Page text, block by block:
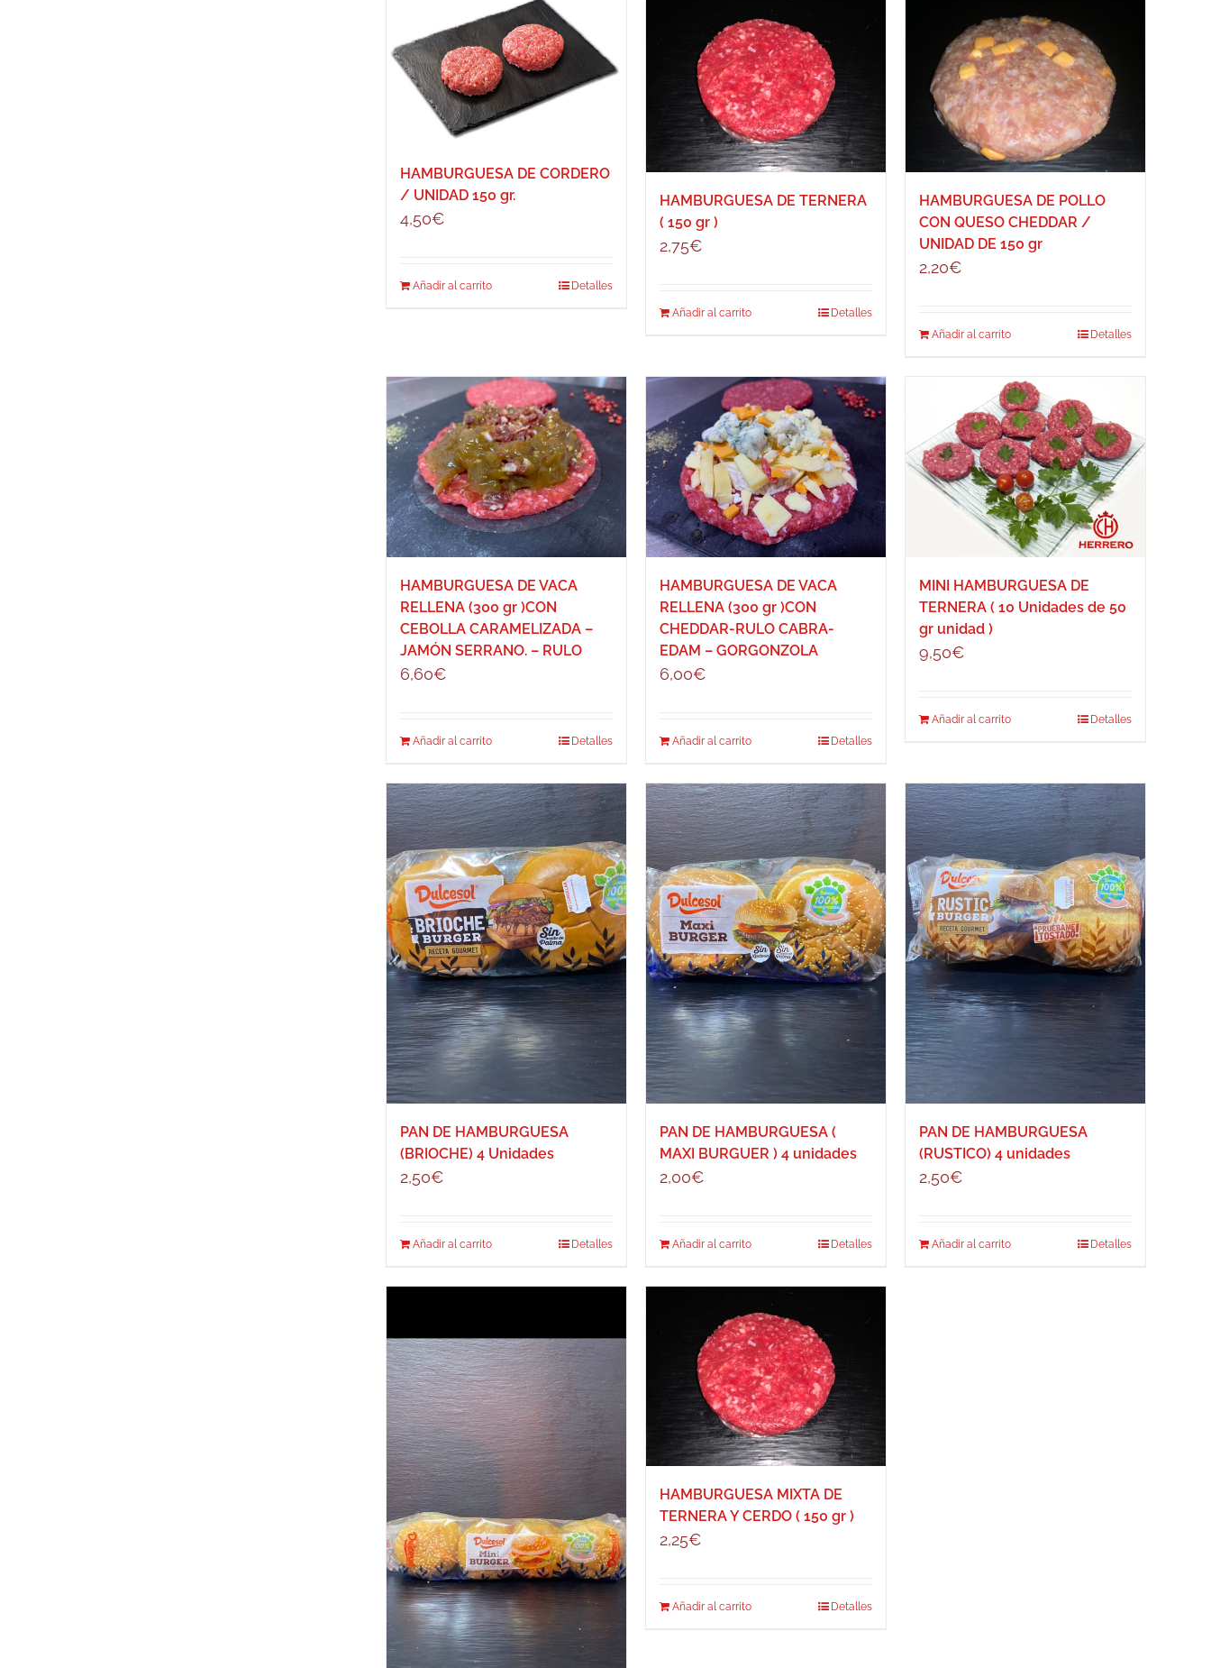
HAMBURGUESA DE CORDERO
/ UNIDAD 150 gr.
4,50€
Añadir al carrito Detalles
HAMBURGUESA DE TERNERA
( 150 gr )
2,75€
Añadir al carrito Detalles
HAMBURGUESA DE POLLO
CON QUESO CHEDDAR /
UNIDAD DE 150 gr
2,20€
Añadir al carrito Detalles
HAMBURGUESA DE VACA
RELLENA (300 gr )CON
CEBOLLA CARAMELIZADA –
JAMÓN SERRANO. – RULO
6,60€
Añadir al carrito Detalles
HAMBURGUESA DE VACA
RELLENA (300 gr )CON
CHEDDAR-RULO CABRA-
EDAM – GORGONZOLA
6,00€
Añadir al carrito Detalles
MINI HAMBURGUESA DE
TERNERA ( 10 Unidades de 50
gr unidad )
9,50€
Añadir al carrito Detalles
PAN DE HAMBURGUESA
(BRIOCHE) 4 Unidades
2,50€
Añadir al carrito Detalles
PAN DE HAMBURGUESA (
MAXI BURGUER ) 4 unidades
2,00€
Añadir al carrito Detalles
PAN DE HAMBURGUESA
(RUSTICO) 4 unidades
2,50€
Añadir al carrito Detalles
HAMBURGUESA MIXTA DE
TERNERA Y CERDO ( 150 gr )
2,25€
Añadir al carrito Detalles